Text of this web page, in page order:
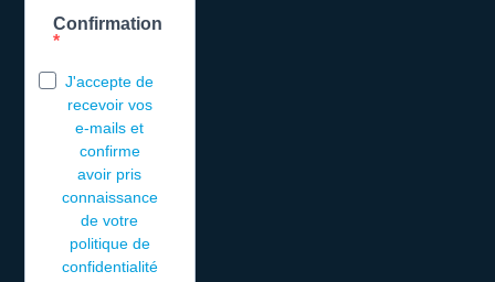
Confirmation
J'accepte de
recevoir vos
e-mails et
confirme
avoir pris
connaissance
de votre
politique de
confidentialité